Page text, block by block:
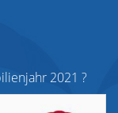
2021 ?